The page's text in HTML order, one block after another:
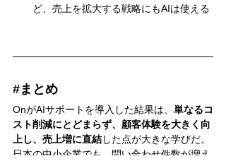
ど、売上を拡大する戦略にもAIは使える
#まとめ
OnがAIサポートを導入した結果は、 単なるコ
スト削減にとどまらず、顧客体験を大きく向
上し、売上増に直結した点が大きな学びだ。
日本の中小企業でも、問い合わせ件数が増え